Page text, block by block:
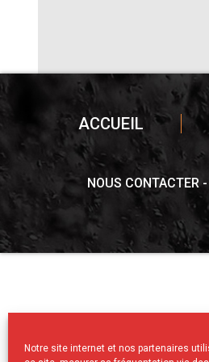
Notre site internet et nos partenaires
ACCUEIL
NOUS CONTACTER